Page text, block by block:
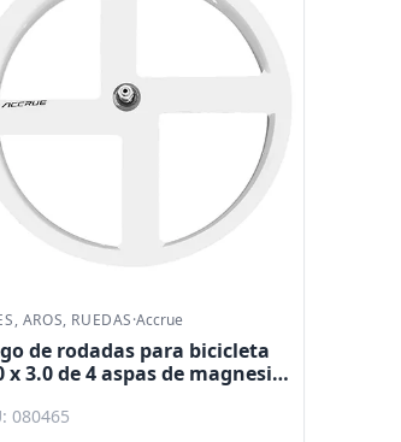
AROS, RUEDAS·Accrue
de rodadas para bicicleta
x 3.0 de 4 aspas de magnesio
ACR201 Accrue
080465